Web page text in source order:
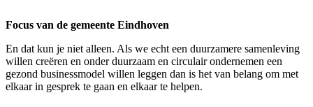
Focus van de gemeente Eindhoven
En dat kun je niet alleen. Als we echt een duurzamere samenleving
willen creëren en onder duurzaam en circulair ondernemen een
gezond businessmodel willen leggen dan is het van belang om met
elkaar in gesprek te gaan en elkaar te helpen.